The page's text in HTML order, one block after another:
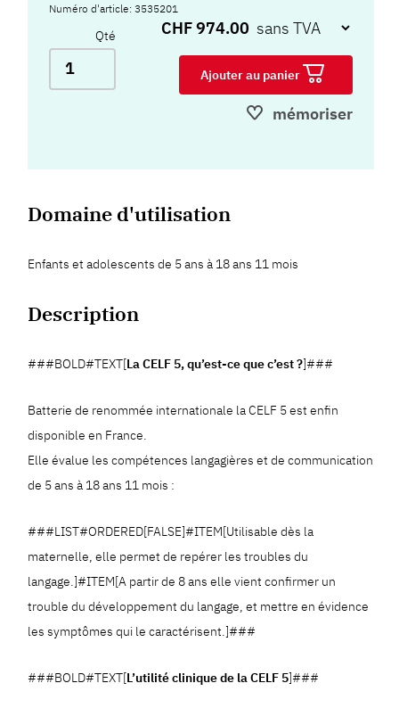
cahiers d'administration 5-8 ans, 25 cahiers
d'administration 9-18 ans, 2 livrets de stimuli, 50
feuillets Echelle d'observation de la
communication,
Numéro d'article: 3535201
Qté CHF 974.00
Ajouter au panier
mémoriser
Domaine d'utilisation
Enfants et adolescents de 5 ans à 18 ans 11 mois
Description
###BOLD#TEXT[La CELF 5, qu’est-ce que c’est ?]###
Batterie de renommée internationale la CELF 5 est enfin
disponible en France.
Elle évalue les compétences langagières et de communication
de 5 ans à 18 ans 11 mois :
###LIST#ORDERED[FALSE]#ITEM[Utilisable dès la
maternelle, elle permet de repérer les troubles du
langage.]#ITEM[A partir de 8 ans elle vient confirmer un
trouble du développement du langage, et mettre en évidence
les symptômes qui le caractérisent.]###
###BOLD#TEXT[L’utilité clinique de la CELF 5]###